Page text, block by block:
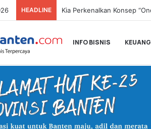
HEADLINE
INFO BISNIS